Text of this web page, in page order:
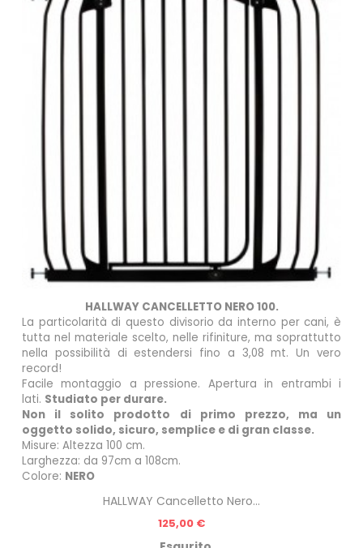
HALLWAY CANCELLETTO NERO 100.
La particolarità di questo divisorio da interno per cani, è
tutta nel materiale scelto, nelle rifiniture, ma soprattutto
nella possibilità di estendersi fino a 3,08 mt. Un vero
record!
Facile montaggio a pressione. Apertura in entrambi i
lati. Studiato per durare.
Non il solito prodotto di primo prezzo, ma un
oggetto solido, sicuro, semplice e di gran classe.
Misure: Altezza 100 cm.
Larghezza: da 97cm a 108cm.
Colore: NERO
HALLWAY Cancelletto Nero...
Prezzo
125,00 €